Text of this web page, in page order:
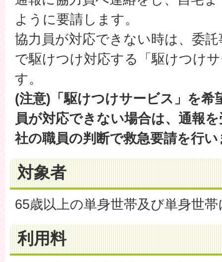
ように要請します。
協力員が対応できない時は、委
で駆けつけ対応する「駆けつけ
す。
(注意)「駆けつけサービス」を希
員が対応できない場合は、通報
社の職員の判断で救急要請を行
対象者
65歳以上の単身世帯及び単身世
利用料